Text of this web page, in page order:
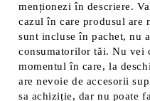
menționezi în descriere.
cazul în care produsul are
sunt incluse în pachet, nu
consumatorilor tăi. Nu vei
momentul în care, la
are nevoie de accesorii
sa achiziție, dar nu poate